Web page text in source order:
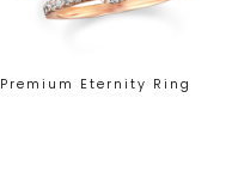
Premium Eternity Ring